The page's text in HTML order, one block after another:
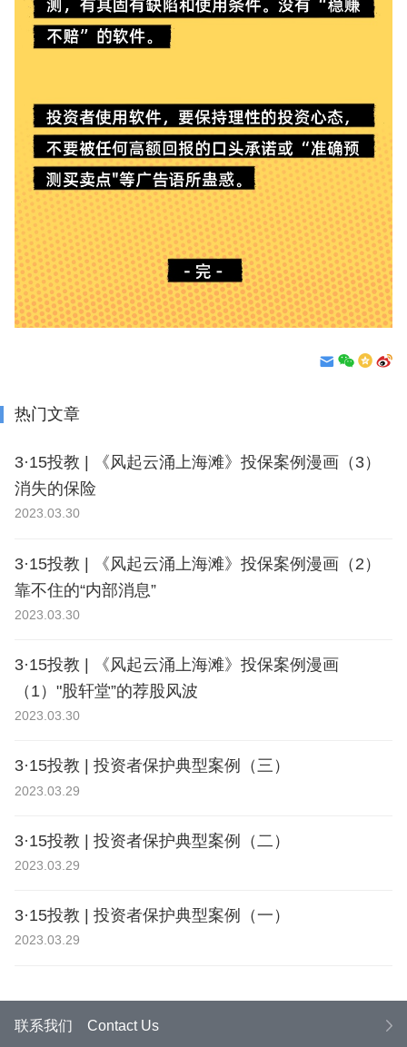
热门文章
3·15投教 | 《风起云涌上海滩》投保案例漫画（3）
消失的保险
2023.03.30
3·15投教 | 《风起云涌上海滩》投保案例漫画（2）
靠不住的“内部消息”
2023.03.30
3·15投教 | 《风起云涌上海滩》投保案例漫画
（1）"股轩堂”的荐股风波
2023.03.30
3·15投教 | 投资者保护典型案例（三）
2023.03.29
3·15投教 | 投资者保护典型案例（二）
2023.03.29
3·15投教 | 投资者保护典型案例（一）
2023.03.29
联系我们Contact Us